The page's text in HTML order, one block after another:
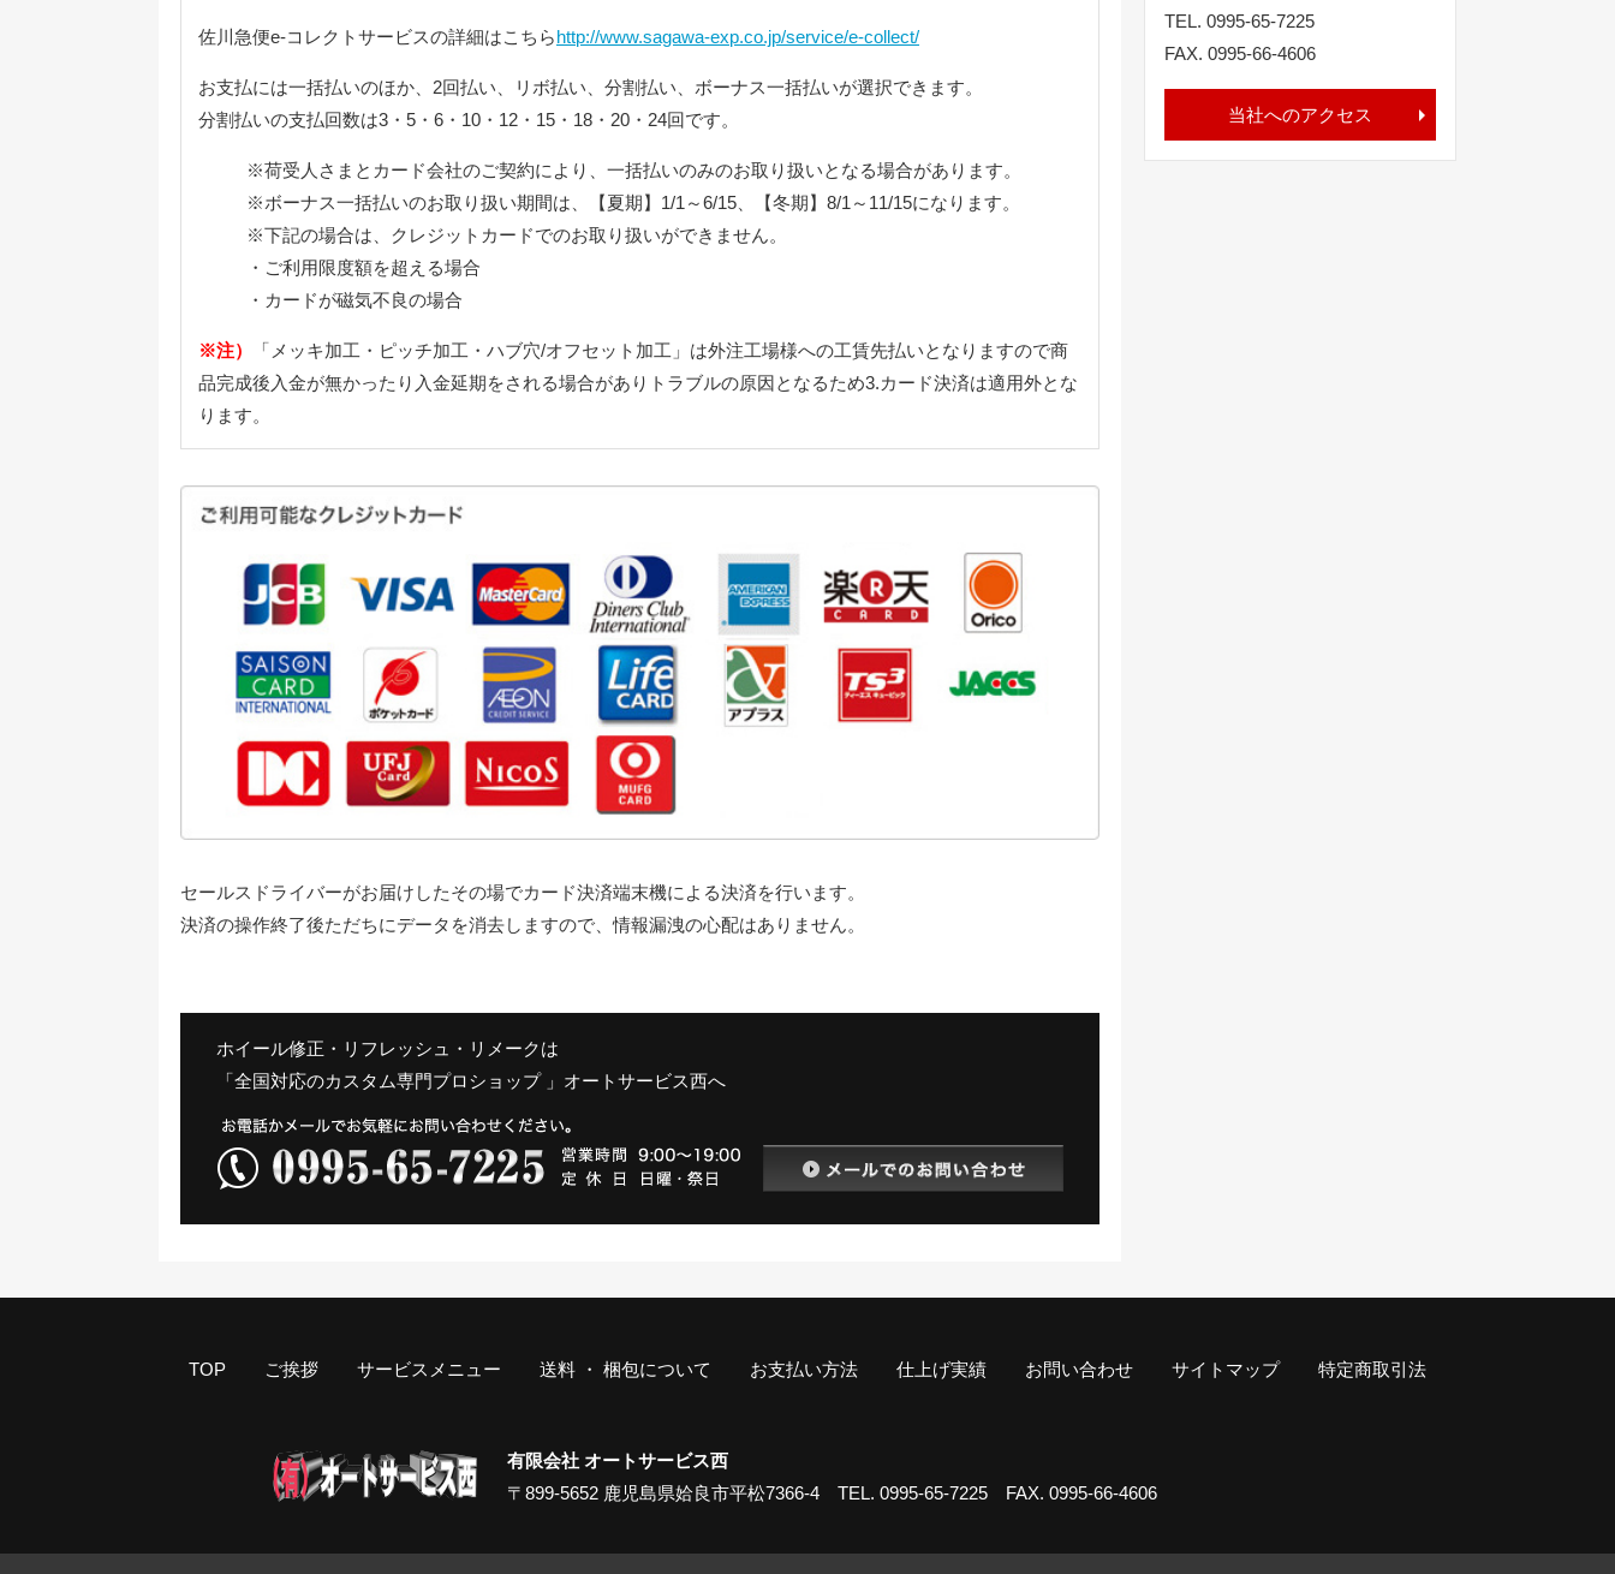
佐川急便e-コレクトサービスの詳細はこちらhttp://www.sagawa-exp.co.jp/service/e-collect/
お支払には一括払いのほか、2回払い、リボ払い、分割払い、ボーナス一括払いが選択できます。
分割払いの支払回数は3・5・6・10・12・15・18・20・24回です。
※荷受人さまとカード会社のご契約により、一括払いのみのお取り扱いとなる場合があります。
※ボーナス一括払いのお取り扱い期間は、【夏期】1/1～6/15、【冬期】8/1～11/15になります。
※下記の場合は、クレジットカードでのお取り扱いができません。
・ご利用限度額を超える場合
・カードが磁気不良の場合
※注）
「メッキ加工・ピッチ加工・ハブ穴/オフセット加工」は外注工場様への工賃先払いとなりますので商
品完成後入金が無かったり入金延期をされる場合がありトラブルの原因となるため3.カード決済は適用外とな
ります。
セールスドライバーがお届けしたその場でカード決済端末機による決済を行います。
決済の操作終了後ただちにデータを消去しますので、情報漏洩の心配はありません。
ホイール修正・リフレッシュ・リメークは
「全国対応のカスタム専門プロショップ 」オートサービス西へ
TEL. 0995-65-7225
FAX. 0995-66-4606
当社へのアクセス
TOP ご挨拶 サービスメニュー 送料 ・ 梱包について お支払い方法 仕上げ実績 お問い合わせ サイトマップ 特定商取引法
有限会社 オートサービス西
〒899-5652 鹿児島県姶良市平松7366-4 TEL. 0995-65-7225 FAX. 0995-66-4606